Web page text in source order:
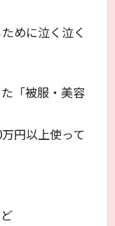
めに泣く泣く
「被服・美容
円以上使って